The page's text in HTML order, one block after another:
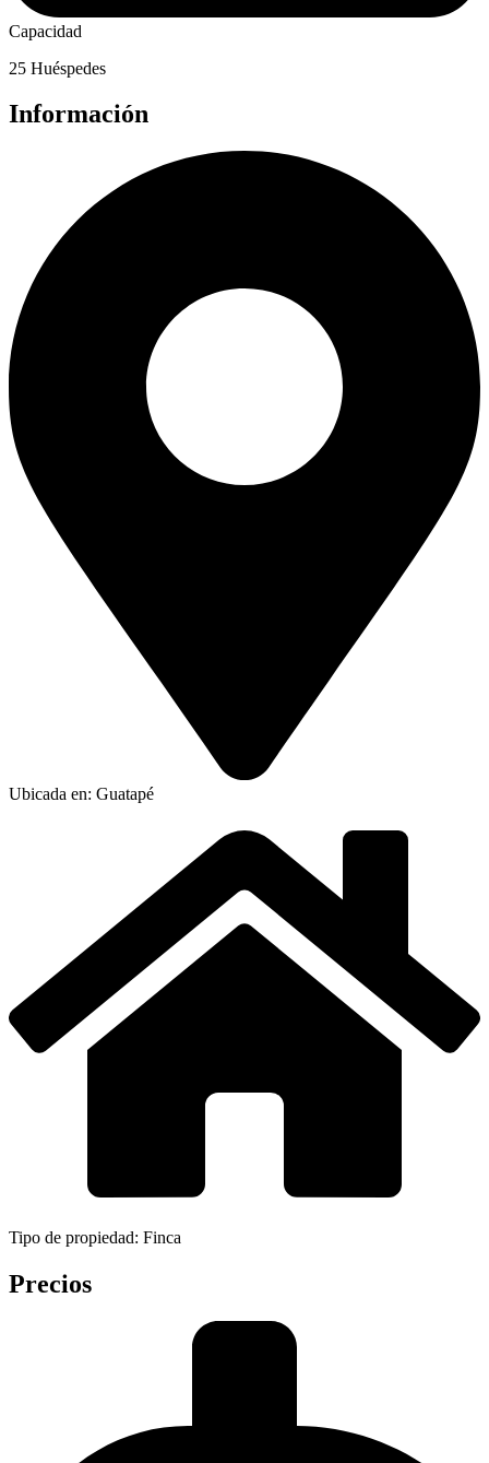
Capacidad
25 Huéspedes
Información
Ubicada en: Guatapé
Tipo de propiedad: Finca
Precios